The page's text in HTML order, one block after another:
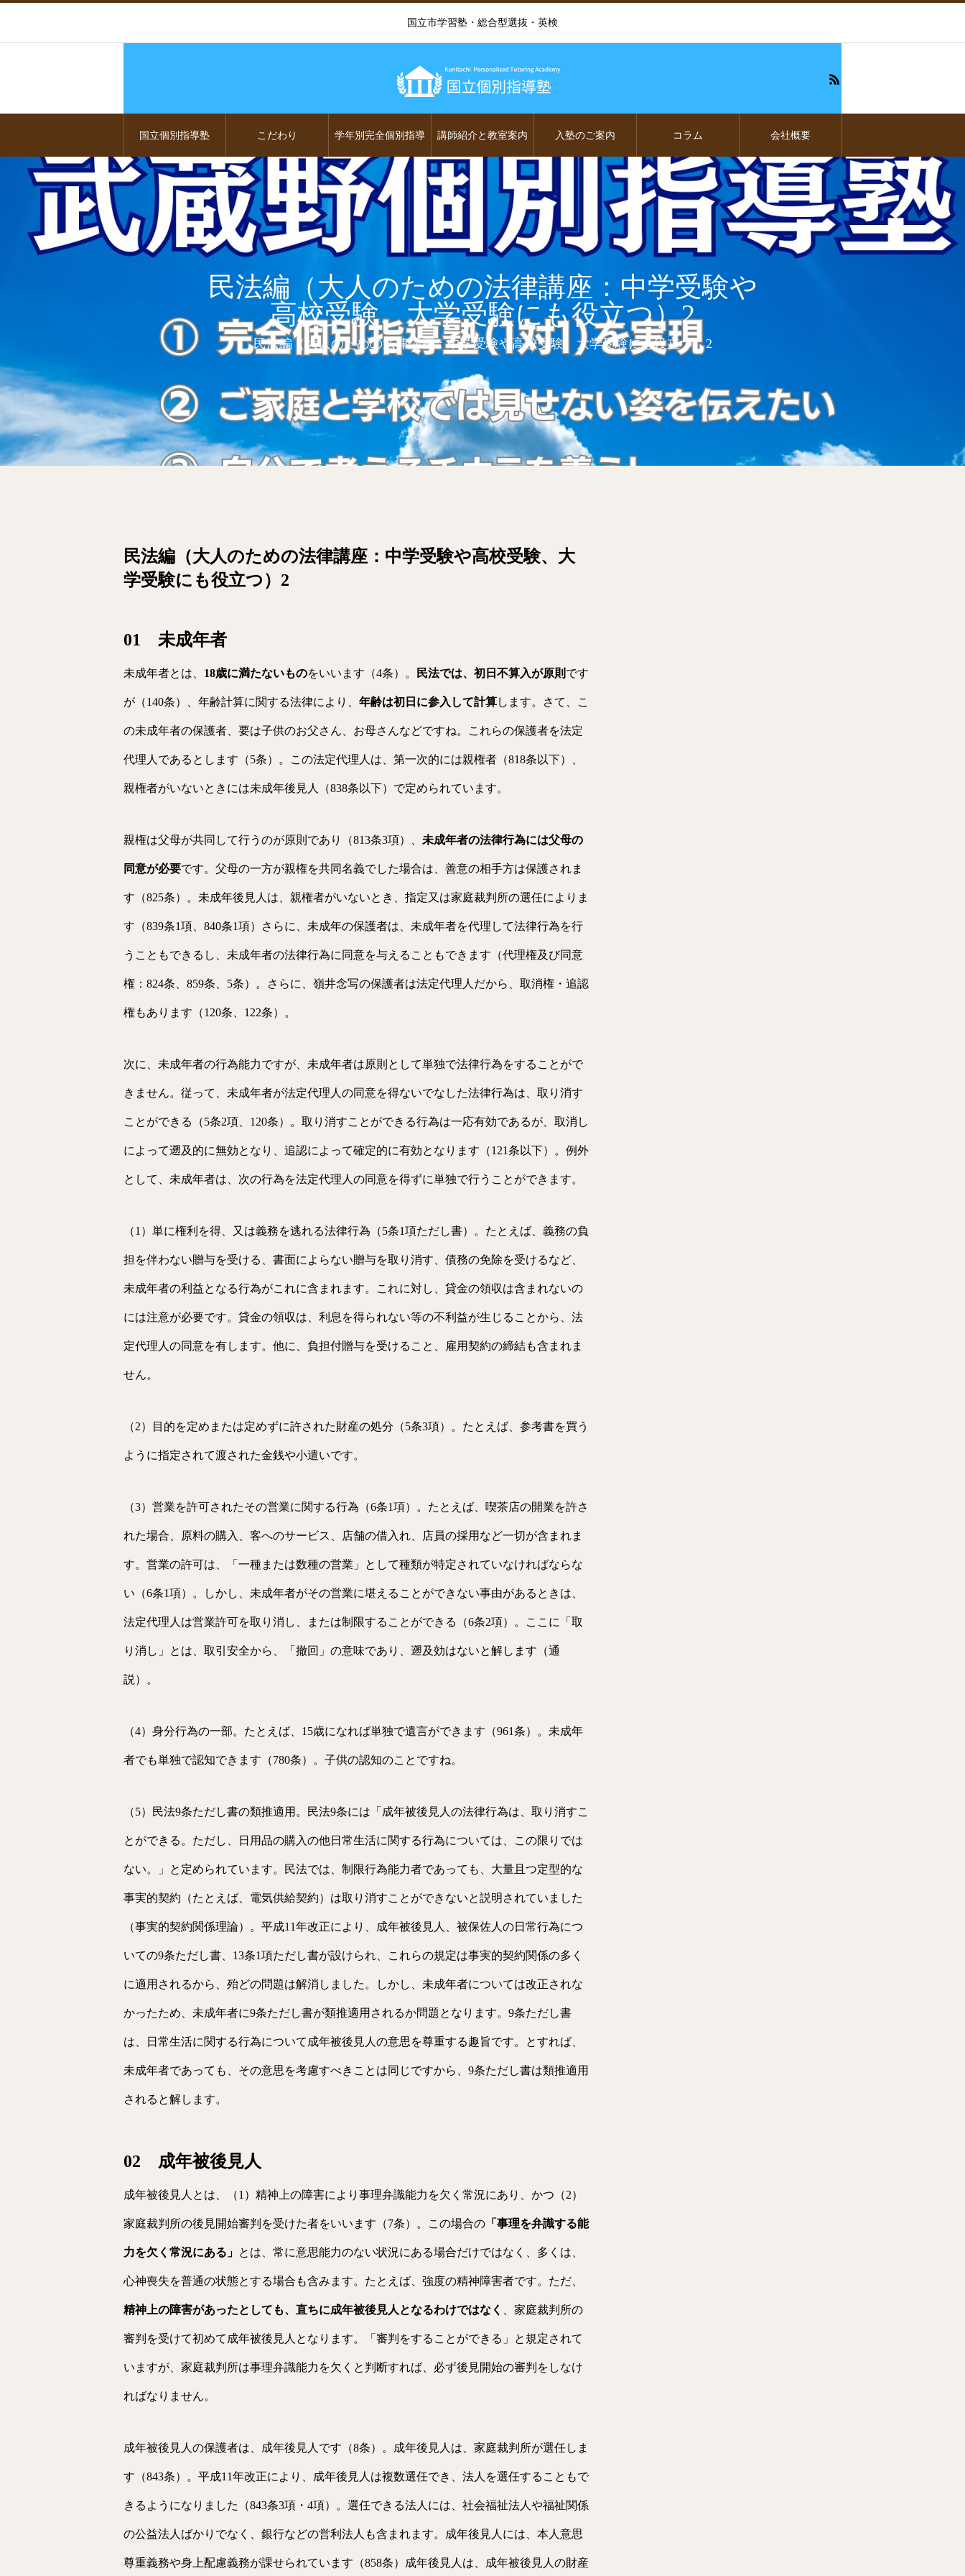
国立市学習塾・総合型選抜・英検
国立個別指導塾 こだわり 学年別完全個別指導 講師紹介と教室案内 入塾のご案内 コラム 会社概要
民法編（大人のための法律講座：中学受験や
高校受験、大学受験にも役立つ）2
民法編（大人のための法律講座：中学受験や高校受験、大学受験にも役立つ）2
民法編（大人のための法律講座：中学受験や高校受験、大
学受験にも役立つ）2
01 未成年者
未成年者とは、 18歳に満たないものをいいます（4条）。 民法では、初日不算入が原則 です
が（140条）、年齢計算に関する法律により、 年齢は初日に参入して計算します。さて、こ
の未成年者の保護者、要は子供のお父さん、お母さんなどですね。これらの保護者を法定
代理人であるとします（5条）。この法定代理人は、第一次的には親権者（818条以下）、
親権者がいないときには未成年後見人（838条以下）で定められています。
親権は父母が共同して行うのが原則であり（813条3項）、 未成年者の法律行為には父母の
同意が必要です。父母の一方が親権を共同名義でした場合は、善意の相手方は保護されま
す（825条）。未成年後見人は、親権者がいないとき、指定又は家庭裁判所の選任によりま
す（839条1項、840条1項）さらに、未成年の保護者は、未成年者を代理して法律行為を行
うこともできるし、未成年者の法律行為に同意を与えることもできます（代理権及び同意
権：824条、859条、5条）。さらに、嶺井念写の保護者は法定代理人だから、取消権・追認
権もあります（120条、122条）。
次に、未成年者の行為能力ですが、未成年者は原則として単独で法律行為をすることがで
きません。従って、未成年者が法定代理人の同意を得ないでなした法律行為は、取り消す
ことができる（5条2項、120条）。取り消すことができる行為は一応有効であるが、取消し
によって遡及的に無効となり、追認によって確定的に有効となります（121条以下）。例外
として、未成年者は、次の行為を法定代理人の同意を得ずに単独で行うことができます。
（1）単に権利を得、又は義務を逃れる法律行為（5条1項ただし書）。たとえば、義務の負
担を伴わない贈与を受ける、書面によらない贈与を取り消す、債務の免除を受けるなど、
未成年者の利益となる行為がこれに含まれます。これに対し、貸金の領収は含まれないの
には注意が必要です。貸金の領収は、利息を得られない等の不利益が生じることから、法
定代理人の同意を有します。他に、負担付贈与を受けること、雇用契約の締結も含まれま
せん。
（2）目的を定めまたは定めずに許された財産の処分（5条3項）。たとえば、参考書を買う
ように指定されて渡された金銭や小遣いです。
（3）営業を許可されたその営業に関する行為（6条1項）。たとえば、喫茶店の開業を許さ
れた場合、原料の購入、客へのサービス、店舗の借入れ、店員の採用など一切が含まれま
す。営業の許可は、「一種または数種の営業」として種類が特定されていなければならな
い（6条1項）。しかし、未成年者がその営業に堪えることができない事由があるときは、
法定代理人は営業許可を取り消し、または制限することができる（6条2項）。ここに「取
り消し」とは、取引安全から、「撤回」の意味であり、遡及効はないと解します（通
説）。
（4）身分行為の一部。たとえば、15歳になれば単独で遺言ができます（961条）。未成年
者でも単独で認知できます（780条）。子供の認知のことですね。
（5）民法9条ただし書の類推適用。民法9条には「成年被後見人の法律行為は、取り消すこ
とができる。ただし、日用品の購入の他日常生活に関する行為については、この限りでは
ない。」と定められています。民法では、制限行為能力者であっても、大量且つ定型的な
事実的契約（たとえば、電気供給契約）は取り消すことができないと説明されていました
（事実的契約関係理論）。平成11年改正により、成年被後見人、被保佐人の日常行為につ
いての9条ただし書、13条1項ただし書が設けられ、これらの規定は事実的契約関係の多く
に適用されるから、殆どの問題は解消しました。しかし、未成年者については改正されな
かったため、未成年者に9条ただし書が類推適用されるか問題となります。9条ただし書
は、日常生活に関する行為について成年被後見人の意思を尊重する趣旨です。とすれば、
未成年者であっても、その意思を考慮すべきことは同じですから、9条ただし書は類推適用
されると解します。
02 成年被後見人
成年被後見人とは、（1）精神上の障害により事理弁識能力を欠く常況にあり、かつ（2）
家庭裁判所の後見開始審判を受けた者をいいます（7条）。この場合の 「事理を弁識する能
力を欠く常況にある」 とは、常に意思能力のない状況にある場合だけではなく、多くは、
心神喪失を普通の状態とする場合も含みます。たとえば、強度の精神障害者です。ただ、
精神上の障害があったとしても、直ちに成年被後見人となるわけではなく 、家庭裁判所の
審判を受けて初めて成年被後見人となります。「審判をすることができる」と規定されて
いますが、家庭裁判所は事理弁識能力を欠くと判断すれば、必ず後見開始の審判をしなけ
ればなりません。
成年被後見人の保護者は、成年後見人です（8条）。成年後見人は、家庭裁判所が選任しま
す（843条）。平成11年改正により、成年後見人は複数選任でき、法人を選任することもで
きるようになりました（843条3項・4項）。選任できる法人には、社会福祉法人や福祉関係
の公益法人ばかりでなく、銀行などの営利法人も含まれます。成年後見人には、本人意思
尊重義務や身上配慮義務が課せられています（858条）成年後見人は、成年被後見人の財産